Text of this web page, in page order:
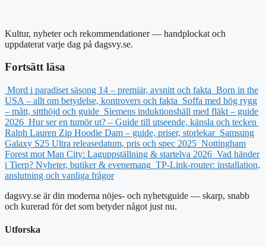
Kultur, nyheter och rekommendationer — handplockat och
uppdaterat varje dag på dagsvy.se.
Fortsätt läsa
Mord i paradiset säsong 14 – premiär, avsnitt och fakta Born in the
USA – allt om betydelse, kontrovers och fakta Soffa med hög rygg
– mått, sitthöjd och guide Siemens induktionshäll med fläkt – guide
2026 Hur ser en tumör ut? – Guide till utseende, känsla och tecken
Ralph Lauren Zip Hoodie Dam – guide, priser, storlekar Samsung
Galaxy S25 Ultra releasedatum, pris och spec 2025 Nottingham
Forest mot Man City: Laguppställning & startelva 2026 Vad händer
i Tierp? Nyheter, butiker & evenemang TP-Link-router: installation,
anslutning och vanliga frågor
dagsvy.se är din moderna nöjes- och nyhetsguide — skarp, snabb
och kurerad för det som betyder något just nu.
Utforska